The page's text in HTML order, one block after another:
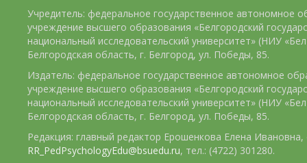
Учредитель: федеральное государственное автономное
учреждение высшего образования «Белгородский
национальный исследовательский университет» (НИУ
Белгородская область, г. Белгород, ул. Победы, 85.
Издатель: федеральное государственное автономное
учреждение высшего образования «Белгородский
национальный исследовательский университет» (НИУ
Белгородская область, г. Белгород, ул. Победы, 85.
Редакция: главный редактор Ерошенкова Елена Ивановна,
RR_PedPsychologyEdu@bsuedu.ru, тел.: (4722) 301280.